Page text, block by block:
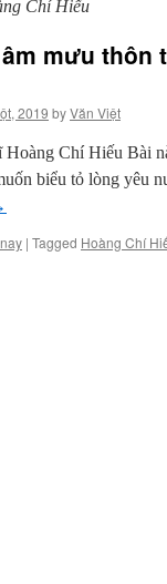
Chí Hiếu
mưu thôn
2019 byVăn Việt
Hoàng Chí Hiếu Bài
biểu tỏ lòng yêu
| Tagged Hoàng Chí